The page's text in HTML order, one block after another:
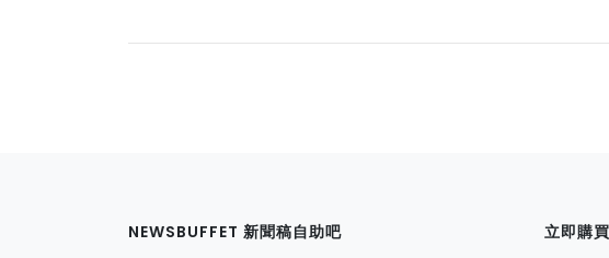
NEWSBUFFET 新聞稿自助吧 立即購